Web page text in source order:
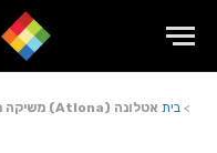
>בית אטלונה (Atlona) משיקה מטריצה ליישומי וידאו קונפרנס, מצגות וחינוך